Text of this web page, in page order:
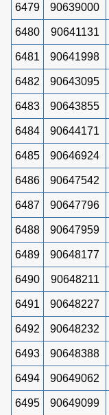
6479 90639000
6480 90641131
6481 90641998
6482 90643095
6483 90643855
6484 90644171
6485 90646924
6486 90647542
6487 90647796
6488 90647959
6489 90648177
6490 90648211
6491 90648227
6492 90648232
6493 90648388
6494 90649062
6495 90649099